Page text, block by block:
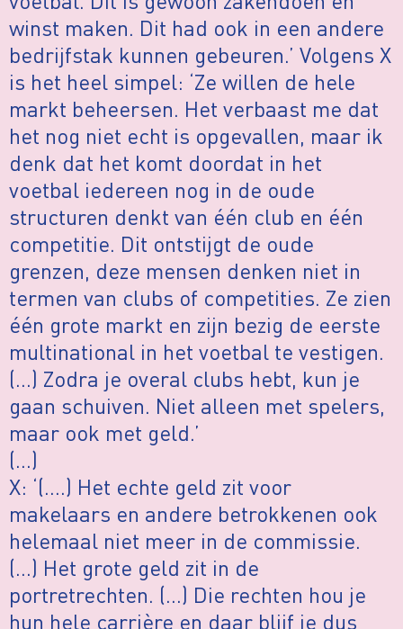
winst maken. Dit had ook in een andere
bedrijfstak kunnen gebeuren.’ Volgens X
is het heel simpel: ‘Ze willen de hele
markt beheersen. Het verbaast me dat
het nog niet echt is opgevallen, maar ik
denk dat het komt doordat in het
voetbal iedereen nog in de oude
structuren denkt van één club en één
competitie. Dit ontstijgt de oude
grenzen, deze mensen denken niet in
termen van clubs of competities. Ze zien
één grote markt en zijn bezig de eerste
multinational in het voetbal te vestigen.
(…) Zodra je overal clubs hebt, kun je
gaan schuiven. Niet alleen met spelers,
maar ook met geld.’
(…)
X: ‘(….) Het echte geld zit voor
makelaars en andere betrokkenen ook
helemaal niet meer in de commissie.
(…) Het grote geld zit in de
portretrechten. (…) Die rechten hou je
hun hele carrière en daar blijf je dus